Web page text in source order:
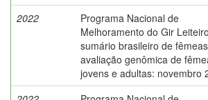
2022
Programa Nacional de
Melhoramento do Gir
sumário brasileiro de
avaliação genômica de
jovens e adultas: novembro